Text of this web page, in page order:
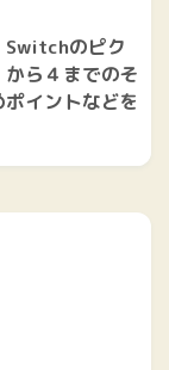
Switchのピク
ら４までのそ
イントなどを